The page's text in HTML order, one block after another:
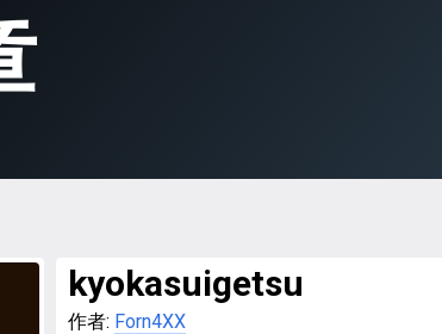
kyokasuigetsu
作者: Forn4XX